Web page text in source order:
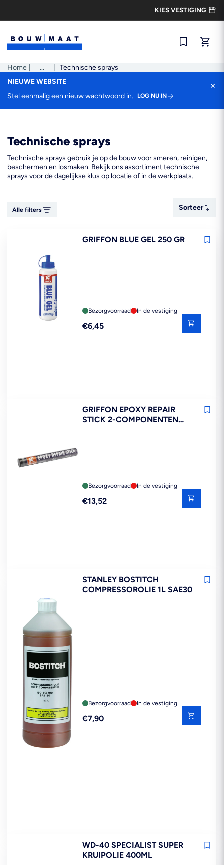
inhoud
KIES VESTIGING
Snel
Home ...
Pad
Technische sprays
NIEUWE WEBSITE
Stel eenmalig een nieuw wachtwoord in.
LOG NU IN
×
Technische sprays
Technische sprays gebruik je op de bouw voor smeren, reinigen,
beschermen en losmaken. Bekijk ons assortiment technische
sprays voor de dagelijkse klus op locatie of in de werkplaats.
Alle filters
Sorteer
Sorteer
GRIFFON BLUE GEL 250 GR
Bezorgvoorraad In de vestiging
Reguliere
€6,45
GRIFFON EPOXY REPAIR
STICK 2-COMPONENTEN
Bezorgvoorraad In de vestiging
Reguliere
€13,52
STANLEY BOSTITCH
COMPRESSOROLIE 1L SAE30
Bezorgvoorraad In de vestiging
Reguliere
€7,90
WD-40 SPECIALIST SUPER
KRUIPOLIE 400ML